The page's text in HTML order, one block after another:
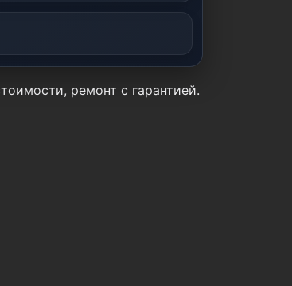
ремонт с гарантией.